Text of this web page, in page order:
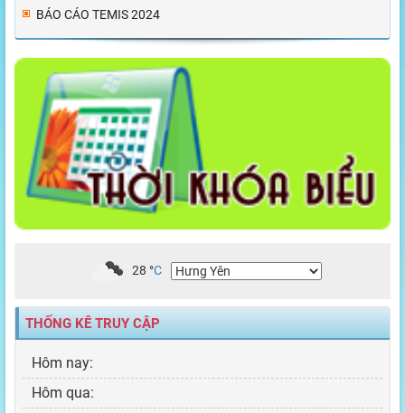
BÁO CÁO TEMIS 2024
28 °C
THỐNG KÊ TRUY CẬP
Hôm nay:
Hôm qua: